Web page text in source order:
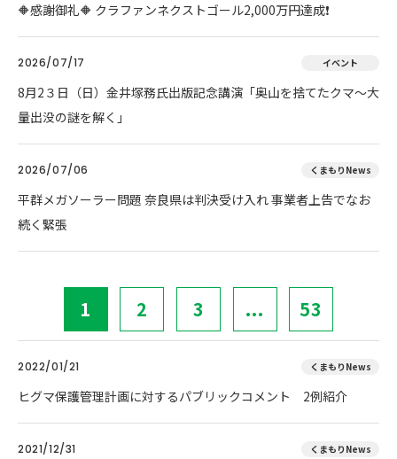
🔶感謝御礼🔶 クラファンネクストゴール2,000万円達成❗
2026/07/17 イベント
8月2３日（日）金井塚務氏出版記念講演「奥山を捨てたクマ～大
量出没の謎を解く」
2026/07/06 くまもりNews
平群メガソーラー問題 奈良県は判決受け入れ 事業者上告でなお
続く緊張
1 2 3 ... 53
2022/01/21 くまもりNews
ヒグマ保護管理計画に対するパブリックコメント 2例紹介
2021/12/31 くまもりNews